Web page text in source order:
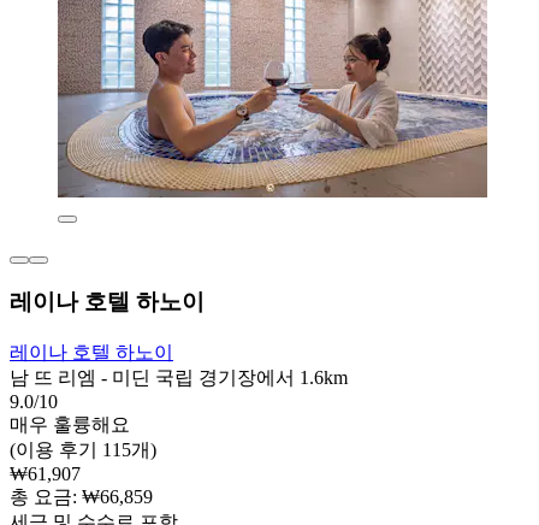
레이나 호텔 하노이
레이나 호텔 하노이
남 뜨 리엠 - 미딘 국립 경기장에서 1.6km
9.0/10
매우 훌륭해요
(이용 후기 115개)
₩61,907
총 요금: ₩66,859